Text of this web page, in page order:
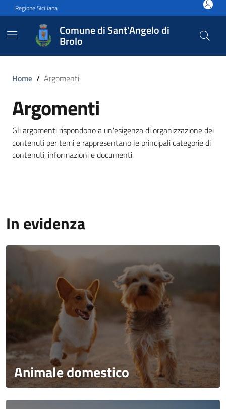
Vai ai contenuti
Vai al footer
Regione Siciliana
Comune di Sant'Angelo di
Brolo
Home / Argomenti
Argomenti
Gli argomenti rispondono a un'esigenza di organizzazione dei
contenuti per temi e rappresentano le principali categorie di
contenuti, informazioni e documenti.
In evidenza
Animale domestico